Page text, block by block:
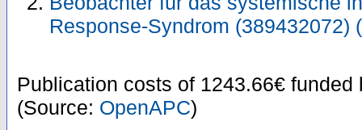
Response-Syndrom (389432072)
Publication costs of 1243.66€ funded
(Source: OpenAPC)